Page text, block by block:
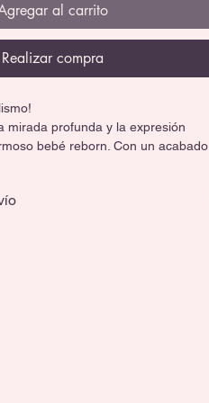
al carrito
Realizar compra
mirada profunda y la expresión
bebé reborn. Con un acabado
un bebé de verdad.